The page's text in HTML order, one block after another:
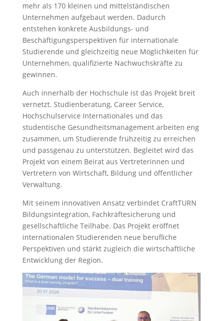
mehr als 170 kleinen und mittelständischen
Unternehmen aufgebaut werden. Dadurch
entstehen konkrete Ausbildungs- und
Beschäftigungsperspektiven für internationale
Studierende und gleichzeitig neue Möglichkeiten für
Unternehmen, qualifizierte Nachwuchskräfte zu
gewinnen.
Auch innerhalb der Hochschule ist das Projekt breit
vernetzt. Studienberatung, Career Service,
Hochschulservice Internationales und das
studentische Gesundheitsmanagement arbeiten eng
zusammen, um Studierende frühzeitig zu erreichen
und passgenau zu unterstützen. Begleitet wird das
Projekt von einem Beirat aus Vertreterinnen und
Vertretern von Wirtschaft, Bildung und öffentlicher
Verwaltung.
Mit seinem innovativen Ansatz verbindet CraftTURN
Bildungsintegration, Fachkräftesicherung und
gesellschaftliche Teilhabe. Das Projekt eröffnet
internationalen Studierenden neue berufliche
Perspektiven und stärkt zugleich die wirtschaftliche
Entwicklung der Region.